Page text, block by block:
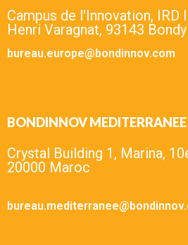
Campus de l'Innovation, IRD
Henri Varagnat, 93143
bureau.europe@bondinnov.com
BONDINNOV MEDITERRANEE
Crystal Building 1, Marina,
20000 Maroc